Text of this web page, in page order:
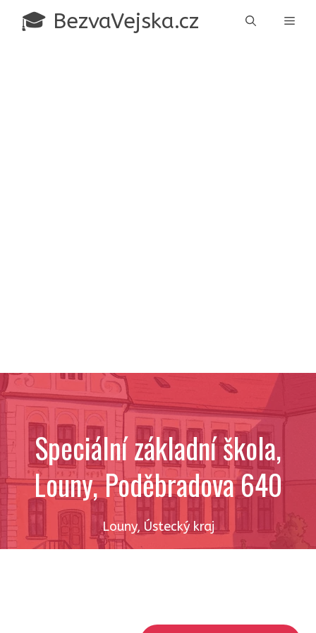
Přeskočit🎓 BezvaVejska.cz
Speciální základní škola,
Louny, Poděbradova 640
Louny, Ústecký kraj